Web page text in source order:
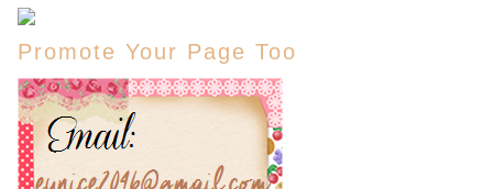
Promote Your Page Too